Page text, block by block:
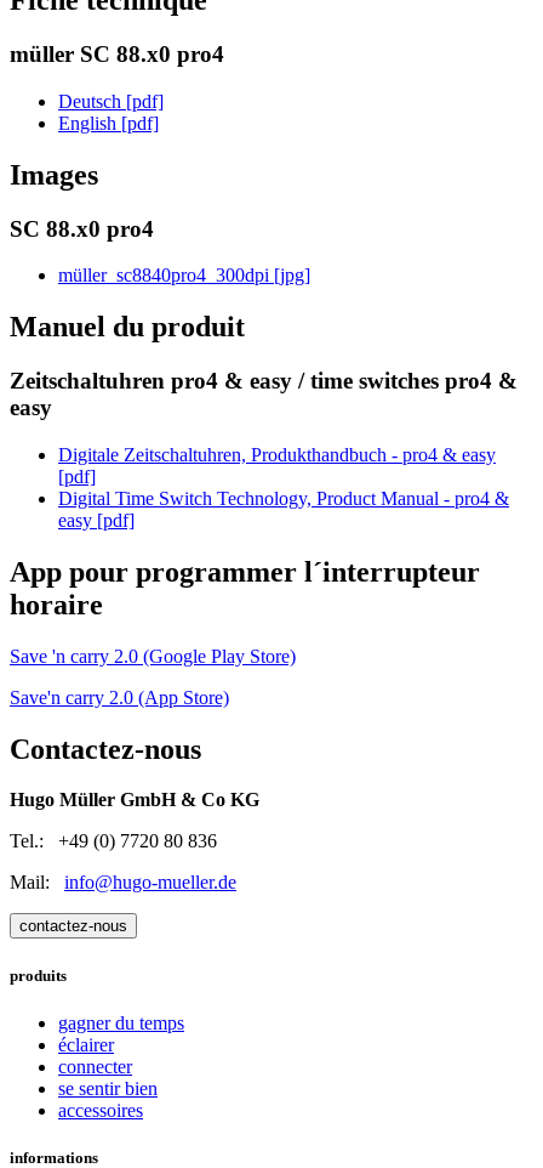
müller SC 88.x0 pro4
Deutsch [pdf]
English [pdf]
Images
SC 88.x0 pro4
müller_sc8840pro4_300dpi [jpg]
Manuel du produit
Zeitschaltuhren pro4 & easy / time switches pro4 &
easy
Digitale Zeitschaltuhren, Produkthandbuch - pro4 & easy
[pdf]
Digital Time Switch Technology, Product Manual - pro4 &
easy [pdf]
App pour programmer l´interrupteur
horaire
Save 'n carry 2.0 (Google Play Store)
Save'n carry 2.0 (App Store)
Contactez-nous
Hugo Müller GmbH & Co KG
Tel.: +49 (0) 7720 80 836
Mail: info@hugo-mueller.de
contactez-nous
produits
gagner du temps
éclairer
connecter
se sentir bien
accessoires
informations